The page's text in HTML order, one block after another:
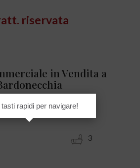
riservata
in Vendita a
- Via Medail
3
rapidi per navigare!